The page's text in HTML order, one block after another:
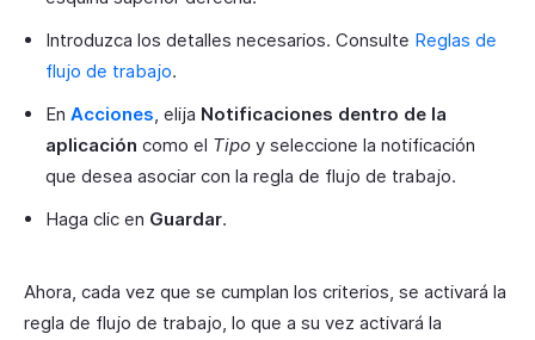
Introduzca los detalles necesarios. Consulte Reglas de
flujo de trabajo.
En Acciones, elija Notificaciones dentro de la
aplicación como el Tipo y seleccione la notificación
que desea asociar con la regla de flujo de trabajo.
Haga clic en Guardar.
Ahora, cada vez que se cumplan los criterios, se activará la
regla de flujo de trabajo, lo que a su vez activará la